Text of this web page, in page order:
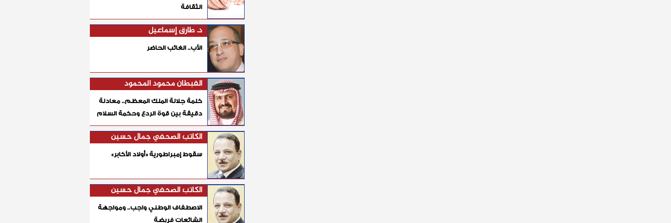
الثقافة
د. طارق إسماعيل
الأب.. الغائب الحاضر
القبطان محمود المحمود
كلمة جلالة الملك المعظم.. معادلة
دقيقة بين قوة الردع وحكمة السلام
الكاتب الصحفي جمال حسين
سقوط إمبراطورية «أولاد الأكابر»
الكاتب الصحفي جمال حسين
الاصطفاف الوطني واجب.. ومواجهة
الشائعات فريضة